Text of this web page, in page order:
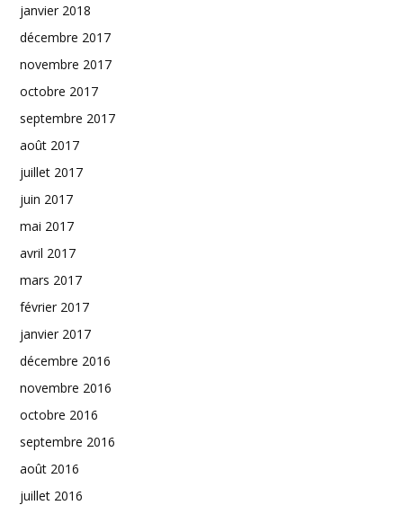
janvier 2018
décembre 2017
novembre 2017
octobre 2017
septembre 2017
août 2017
juillet 2017
juin 2017
mai 2017
avril 2017
mars 2017
février 2017
janvier 2017
décembre 2016
novembre 2016
octobre 2016
septembre 2016
août 2016
juillet 2016